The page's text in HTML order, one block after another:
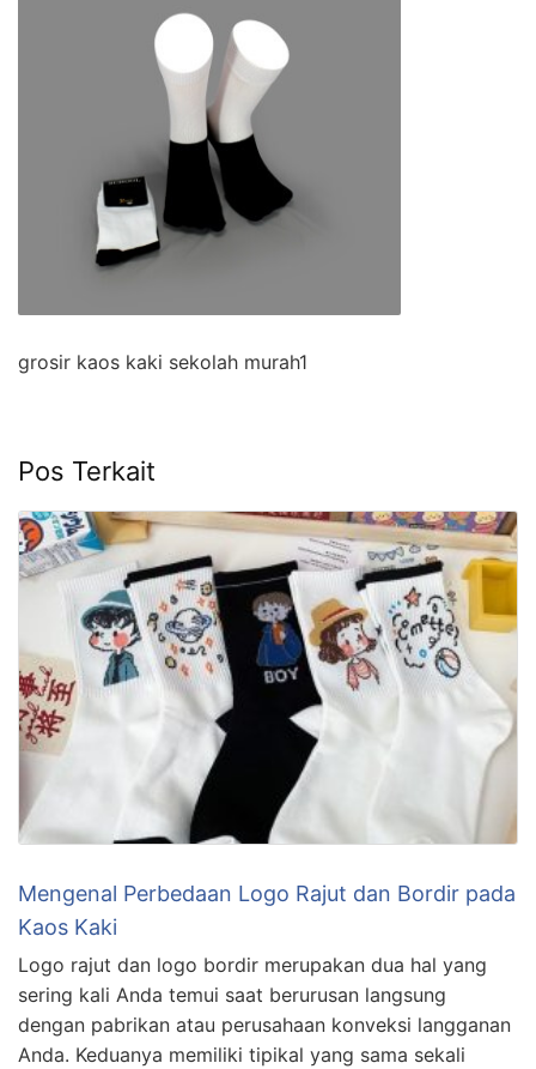
grosir kaos kaki sekolah murah1
Pos Terkait
Mengenal Perbedaan Logo Rajut dan Bordir pada
Kaos Kaki
Logo rajut dan logo bordir merupakan dua hal yang
sering kali Anda temui saat berurusan langsung
dengan pabrikan atau perusahaan konveksi langganan
Anda. Keduanya memiliki tipikal yang sama sekali